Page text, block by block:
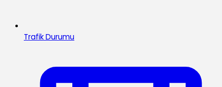
Trafik Durumu